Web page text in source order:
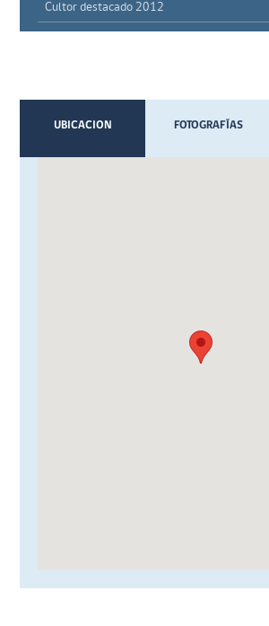
Cultor destacado 2012
UBICACION FOTOGRAFÍAS